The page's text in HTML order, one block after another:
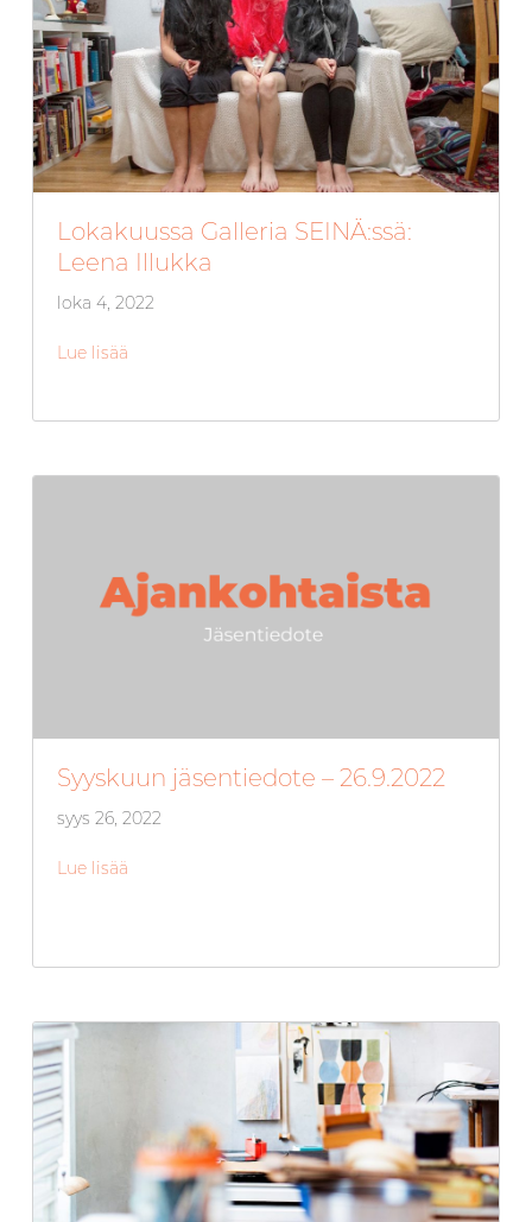
Lokakuussa Galleria SEINÄ:ssä:
Leena Illukka
loka 4, 2022
Lue lisää
Syyskuun jäsentiedote – 26.9.2022
syys 26, 2022
Lue lisää